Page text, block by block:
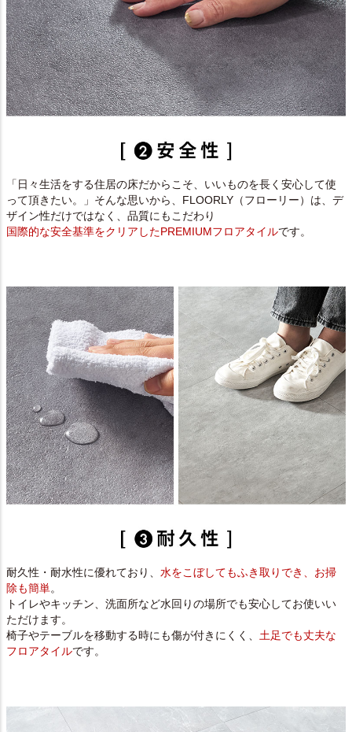
「日々生活をする住居の床だからこそ、いいものを長く安心して使
って頂きたい。」そんな思いから、FLOORLY（フローリー）は、デ
ザイン性だけではなく、品質にもこだわり
国際的な安全基準をクリアしたPREMIUMフロアタイルです。
耐久性・耐水性に優れており、 水をこぼしてもふき取りでき、お掃
除も簡単。
トイレやキッチン、洗面所など水回りの場所でも安心してお使いい
ただけます。
椅子やテーブルを移動する時にも傷が付きにくく、 土足でも丈夫な
フロアタイルです。